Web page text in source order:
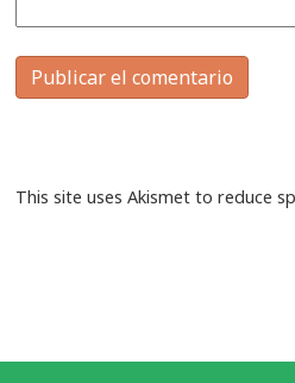
This site uses Akismet to reduce